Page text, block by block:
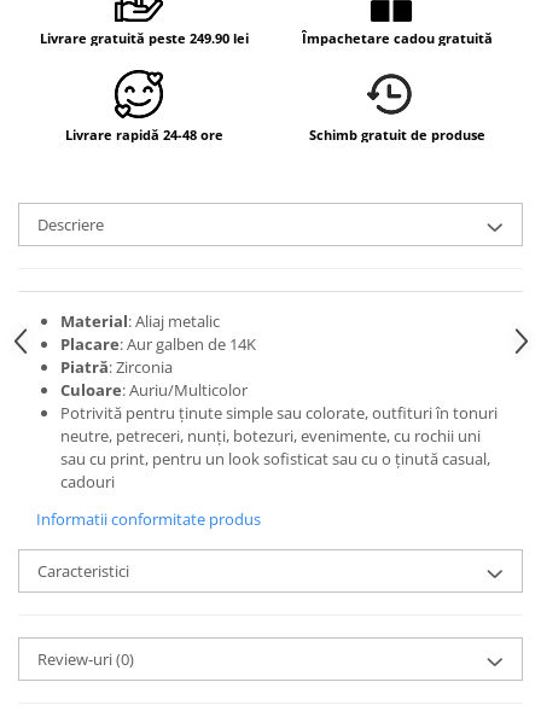
Livrare gratuită peste 249.90 lei Împachetare cadou gratuită
Livrare rapidă 24-48 ore Schimb gratuit de produse
Descriere
Material: Aliaj metalic
Placare: Aur galben de 14K
Piatră: Zirconia
Culoare: Auriu/Multicolor
Potrivită pentru ținute simple sau colorate, outfituri în tonuri
neutre, petreceri, nunți, botezuri, evenimente, cu rochii uni
sau cu print, pentru un look sofisticat sau cu o ținută casual,
cadouri
Informatii conformitate produs
Caracteristici
Review-uri(0)